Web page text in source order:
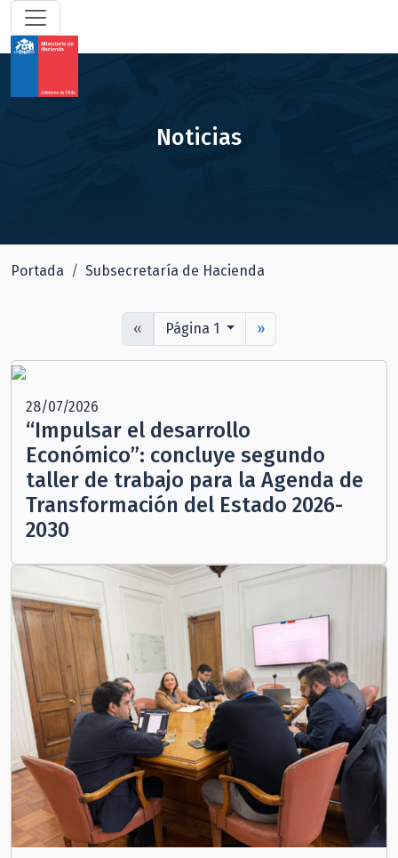
Noticias
Portada Subsecretaría de Hacienda
« Página 1 »
28/07/2026
“Impulsar el desarrollo
Económico”: concluye segundo
taller de trabajo para la Agenda de
Transformación del Estado 2026-
2030